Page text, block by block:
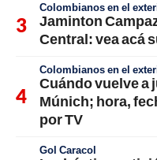
Colombianos en el
Jaminton
Central: vea acá
Colombianos en el
Cuándo vuelve a
Múnich; hora,
por TV
Gol Caracol